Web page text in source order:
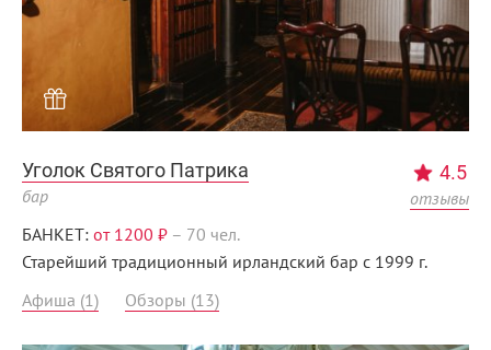
Уголок Святого Патрика
бар
4.5
отзывы
БАНКЕТ: от 1200 ₽ – 70 чел.
Старейший традиционный ирландский бар с 1999 г.
Афиша (1)
Обзоры (13)